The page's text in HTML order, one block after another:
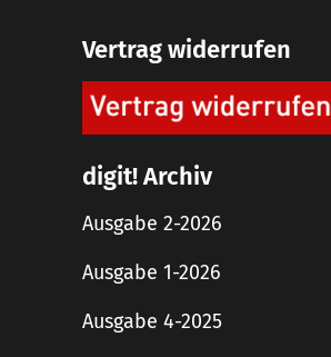
Vertrag widerrufen
digit! Archiv
Ausgabe 2-2026
Ausgabe 1-2026
Ausgabe 4-2025